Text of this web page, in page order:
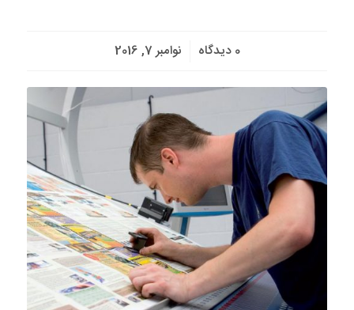
0 دیدگاه/ نوامبر 7, 2016